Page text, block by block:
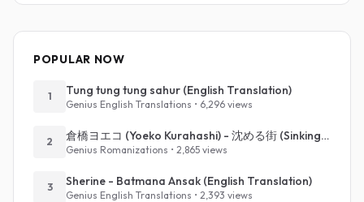
POPULAR NOW
1 Tung tung tung sahur (English Translation)
Genius English Translations • 6,296 views
2 倉橋ヨエコ (Yoeko Kurahashi) - 沈める街 (Sinking Town) (Romanized)
Genius Romanizations • 2,865 views
3 Sherine - Batmana Ansak (English Translation)
Genius English Translations • 2,393 views